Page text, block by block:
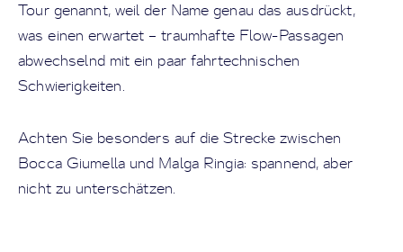
Tour genannt, weil der Name genau das ausdrückt,
was einen erwartet – traumhafte Flow-Passagen
abwechselnd mit ein paar fahrtechnischen
Schwierigkeiten.
Achten Sie besonders auf die Strecke zwischen
Bocca Giumella und Malga Ringia: spannend, aber
nicht zu unterschätzen.